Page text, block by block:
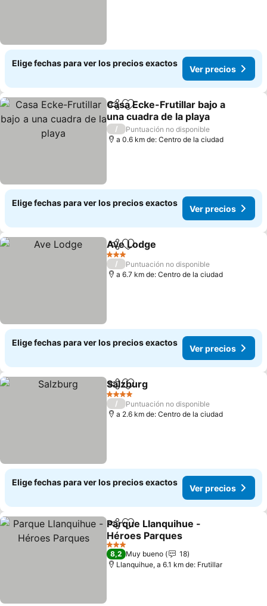
Elige fechas para ver los precios exactos
Ver precios
CompartirAgregar a favoritos
Casa Ecke-Frutillar bajo a
una cuadra de la playa
Ver precios
/
Puntuación no disponible
a 0.6 km de: Centro de la ciudad
Elige fechas para ver los precios exactos
Ver precios
CompartirAgregar a favoritos
Ave Lodge
3 Estrellas
/
Puntuación no disponible
a 6.7 km de: Centro de la ciudad
Elige fechas para ver los precios exactos
Ver precios
CompartirAgregar a favoritos
Salzburg
4 Estrellas
/
Puntuación no disponible
a 2.6 km de: Centro de la ciudad
Elige fechas para ver los precios exactos
Ver precios
CompartirAgregar a favoritos
Parque Llanquihue -
Héroes Parques
Ver precios
3 Estrellas
8,2 Muy bueno
18
Llanquihue, a 6.1 km de: Frutillar